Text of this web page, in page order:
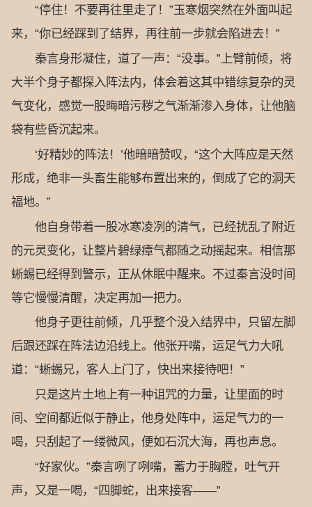
“停住！不要再往里走了！”玉寒烟突然在外面叫起
来，“你已经踩到了结界，再往前一步就会陷进去！”
秦言身形凝住，道了一声：“没事。”上臂前倾，将
大半个身子都探入阵法内，体会着这其中错综复杂的灵
气变化，感觉一股晦暗污秽之气渐渐渗入身体，让他脑
袋有些昏沉起来。
‘好精妙的阵法！’他暗暗赞叹，“这个大阵应是天然
形成，绝非一头畜生能够布置出来的，倒成了它的洞天
福地。”
他自身带着一股冰寒凌冽的清气，已经扰乱了附近
的元灵变化，让整片碧绿瘴气都随之动摇起来。相信那
蜥蜴已经得到警示，正从休眠中醒来。不过秦言没时间
等它慢慢清醒，决定再加一把力。
他身子更往前倾，几乎整个没入结界中，只留左脚
后跟还踩在阵法边沿线上。他张开嘴，运足气力大吼
道：“蜥蜴兄，客人上门了，快出来接待吧！”
只是这片土地上有一种诅咒的力量，让里面的时
间、空间都近似于静止，他身处阵中，运足气力的一
喝，只刮起了一缕微风，便如石沉大海，再也声息。
“好家伙。”秦言咧了咧嘴，蓄力于胸膛，吐气开
声，又是一喝，“四脚蛇，出来接客——”